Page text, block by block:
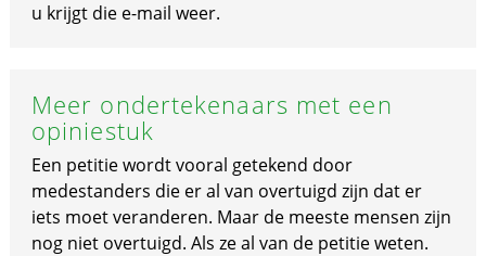
u krijgt die e-mail weer.
Meer ondertekenaars met een
opiniestuk
Een petitie wordt vooral getekend door
medestanders die er al van overtuigd zijn dat er
iets moet veranderen. Maar de meeste mensen zijn
nog niet overtuigd. Als ze al van de petitie weten.